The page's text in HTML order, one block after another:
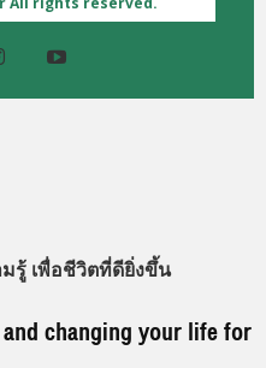
รู้ เพื่อชีวิตที่ดียิ่งขึ้น
changing your life for